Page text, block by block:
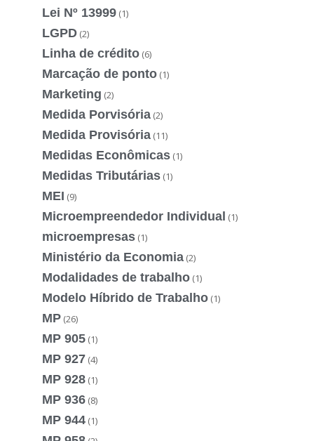
Lei Nº 13999 (1)
LGPD (2)
Linha de crédito (6)
Marcação de ponto (1)
Marketing (2)
Medida Porvisória (2)
Medida Provisória (11)
Medidas Econômicas (1)
Medidas Tributárias (1)
MEI (9)
Microempreendedor Individual (1)
microempresas (1)
Ministério da Economia (2)
Modalidades de trabalho (1)
Modelo Híbrido de Trabalho (1)
MP (26)
MP 905 (1)
MP 927 (4)
MP 928 (1)
MP 936 (8)
MP 944 (1)